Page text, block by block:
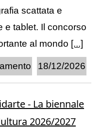
scattata e
e tablet. Il concorso
al mondo [...]
18/12/2026
- La biennale
2026/2027